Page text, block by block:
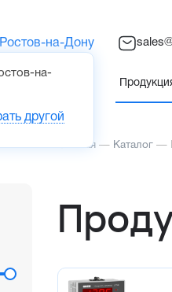
Ростов-на-Дону
на-
другой
Главная — Каталог —